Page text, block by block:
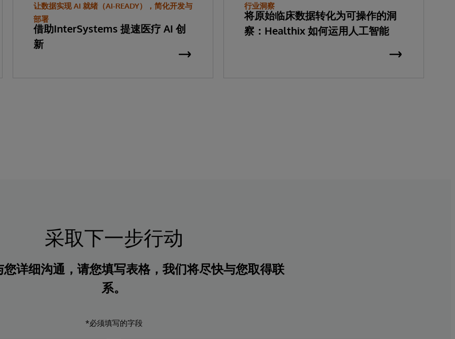
让数据实现 AI 就绪（AI-READY），简化开发与
部署
借助InterSystems 提速医疗 AI 创
新
行业洞察
将原始临床数据转化为可操作的洞
察：Healthix 如何运用人工智能
采取下一步行动
详细沟通，请您填写表格，我们将尽快与您取得联
系。
*必须填写的字段